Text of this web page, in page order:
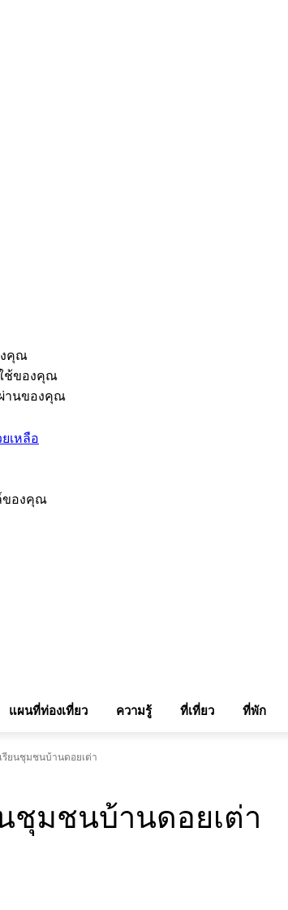
งคุณ
ช้ของคุณ
านของคุณ
เหลือ
ของคุณ
แผนที่ท่องเที่ยว ความรู้ ที่เที่ยว ที่พัก
รียนชุมชนบ้านดอยเต่า
ชุมชนบ้านดอยเต่า